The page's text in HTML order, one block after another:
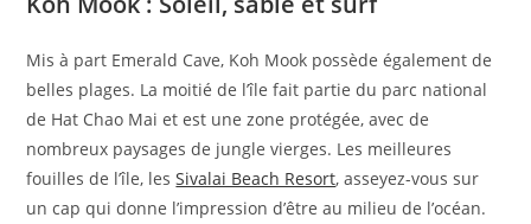
Mis à part Emerald Cave, Koh Mook possède également de
belles plages. La moitié de l’île fait partie du parc national
de Hat Chao Mai et est une zone protégée, avec de
nombreux paysages de jungle vierges. Les meilleures
fouilles de l’île, lesSivalai Beach Resort, asseyez-vous sur
un cap qui donne l’impression d’être au milieu de l’océan.